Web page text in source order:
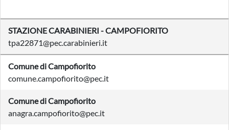
STAZIONE CARABINIERI - CAMPOFIORITO
tpa22871@pec.carabinieri.it
Comune di Campofiorito
comune.campofiorito@pec.it
Comune di Campofiorito
anagra.campofiorito@pec.it